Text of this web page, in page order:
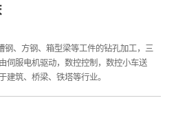
钢、方钢、箱型梁等工件的钻孔加工，三
伺服电机驱动，数控控制，数控小车送
建筑、桥梁、铁塔等行业。